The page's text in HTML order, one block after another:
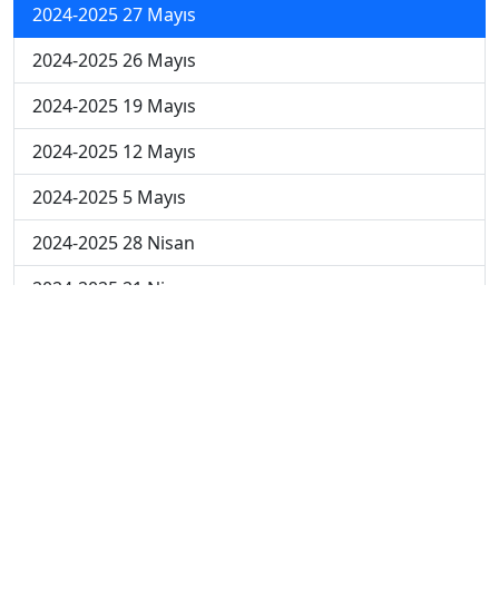
2024-2025 27 Mayıs
2024-2025 26 Mayıs
2024-2025 19 Mayıs
2024-2025 12 Mayıs
2024-2025 5 Mayıs
2024-2025 28 Nisan
2024-2025 21 Nisan